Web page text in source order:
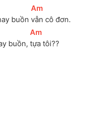
buồn
[
Am
vẫn cô đơn.
buồn,
[
Am
tựa tôi??